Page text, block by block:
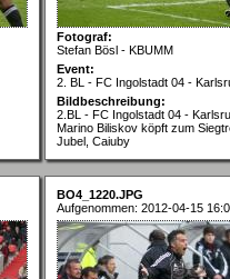
Fotograf:
Stefan Bösl - KBUMM
Event:
2. BL - FC Ingolstadt 04 -
Bildbeschreibung:
2.BL - FC Ingolstadt 04 -
Marino Biliskov köpft zum
Jubel, Caiuby
BO4_1220.JPG
Aufgenommen: 2012-04-15